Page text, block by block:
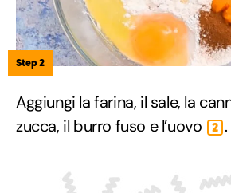
Step 2
Aggiungi la farina, il sale, la
zucca, il burro fuso e l’uovo
2 .